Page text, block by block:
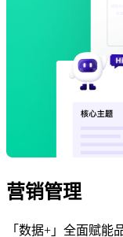
营销管理
「数据+」全面赋能